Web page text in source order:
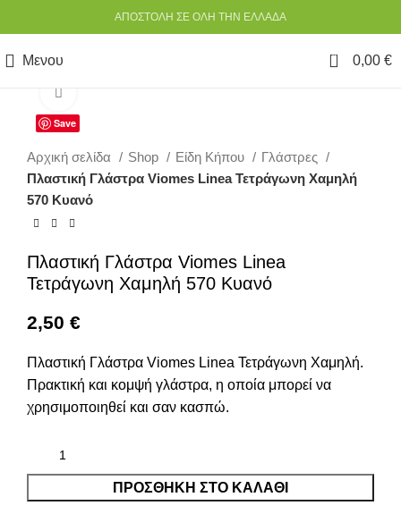
ΑΠΟΣΤΟΛΗ ΣΕ ΟΛΗ ΤΗΝ ΕΛΛΑΔΑ
Μενου 0 0,00 €
Save
Αρχική σελίδα Shop Είδη Κήπου
Γλάστρες
Πλαστική Γλάστρα Viomes Linea Τετράγωνη Χαμηλή
570 Κυανό
Πλαστική Γλάστρα Viomes Linea
Τετράγωνη Χαμηλή 570 Κυανό
2,50 €
Πλαστική Γλάστρα Viomes Linea Τετράγωνη Χαμηλή.
Πρακτική και κομψή γλάστρα, η οποία μπορεί να
χρησιμοποιηθεί και σαν κασπώ.
ΠΡΟΣΘΉΚΗ ΣΤΟ ΚΑΛΆΘΙ